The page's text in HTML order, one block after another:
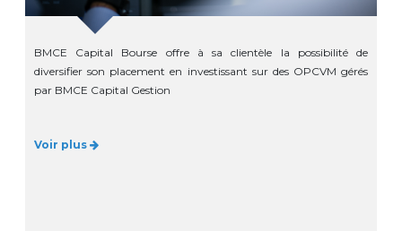
BMCE Capital Bourse offre à sa clientèle la possibilité de
diversifier son placement en investissant sur des OPCVM gérés
par BMCE Capital Gestion
Voir plus